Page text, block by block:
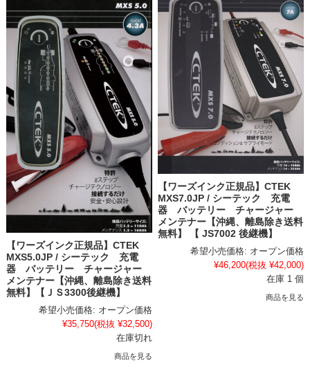
【ワーズインク正規品】CTEK
MXS5.0JP / シーテック 充電
器 バッテリー チャージャー
メンテナー【沖縄、離島除き送料
無料】【ＪＳ3300後継機】
希望小売価格: オープン価格
¥35,750(税抜 ¥32,500)
在庫切れ
商品を見る
【ワーズインク正規品】CTEK
MXS7.0JP / シーテック 充電
器 バッテリー チャージャー
メンテナー【沖縄、離島除き送料
無料】 【 JS7002 後継機】
希望小売価格: オープン価格
¥46,200(税抜 ¥42,000)
在庫 1 個
商品を見る